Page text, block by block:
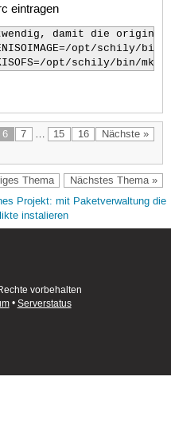
eintragen
damit die original
opt/schily/bin/
6 7 … 15 16 Nächste »
Thema Nächstes Thema »
Projekt: mit Paketverwaltung die
instalieren
vorbehalten
• Serverstatus